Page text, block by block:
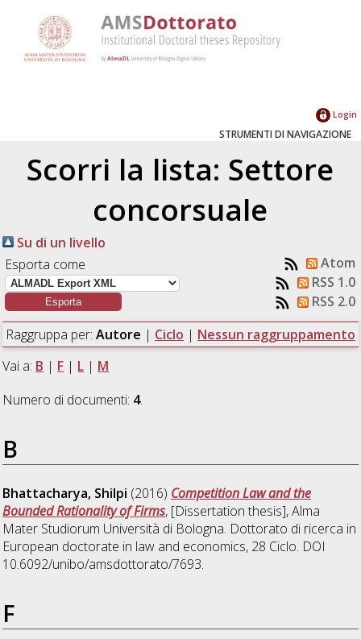
Login
STRUMENTI DI NAVIGAZIONE
Scorri la lista: Settore
concorsuale
Su di un livello
Esporta come
Atom
RSS 1.0
RSS 2.0
Raggruppa per: Autore | Ciclo | Nessun raggruppamento
Vai a: B | F | L | M
Numero di documenti: 4.
B
Bhattacharya, Shilpi (2016) Competition Law and the
Bounded Rationality of Firms, [Dissertation thesis], Alma
Mater Studiorum Università di Bologna. Dottorato di ricerca in
European doctorate in law and economics, 28 Ciclo. DOI
10.6092/unibo/amsdottorato/7693.
F